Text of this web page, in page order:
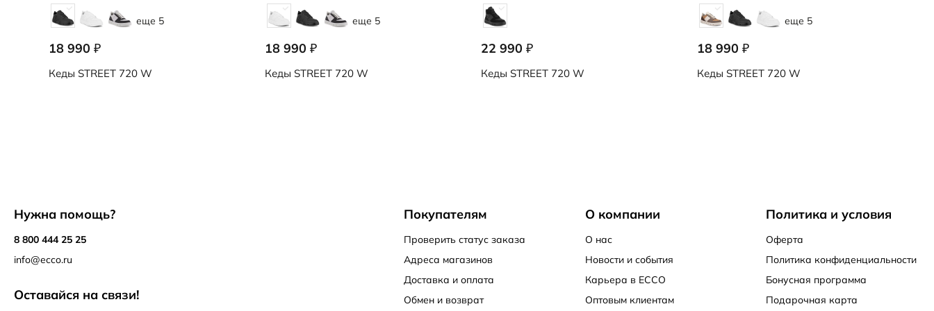
еще 5
18 990 ₽
Кеды STREET 720 W
еще 5
18 990 ₽
Кеды STREET 720 W
22 990 ₽
Кеды STREET 720 W
еще 5
18 990 ₽
Кеды STREET 720 W
Нужна помощь?
8 800 444 25 25
info@ecco.ru
Оставайся на связи!
Политика и условия
Оферта
Политика конфиденциальности
Бонусная программа
Подарочная карта
О компании
О нас
Новости и события
Карьера в ECCO
Оптовым клиентам
Покупателям
Проверить статус заказа
Адреса магазинов
Доставка и оплата
Обмен и возврат